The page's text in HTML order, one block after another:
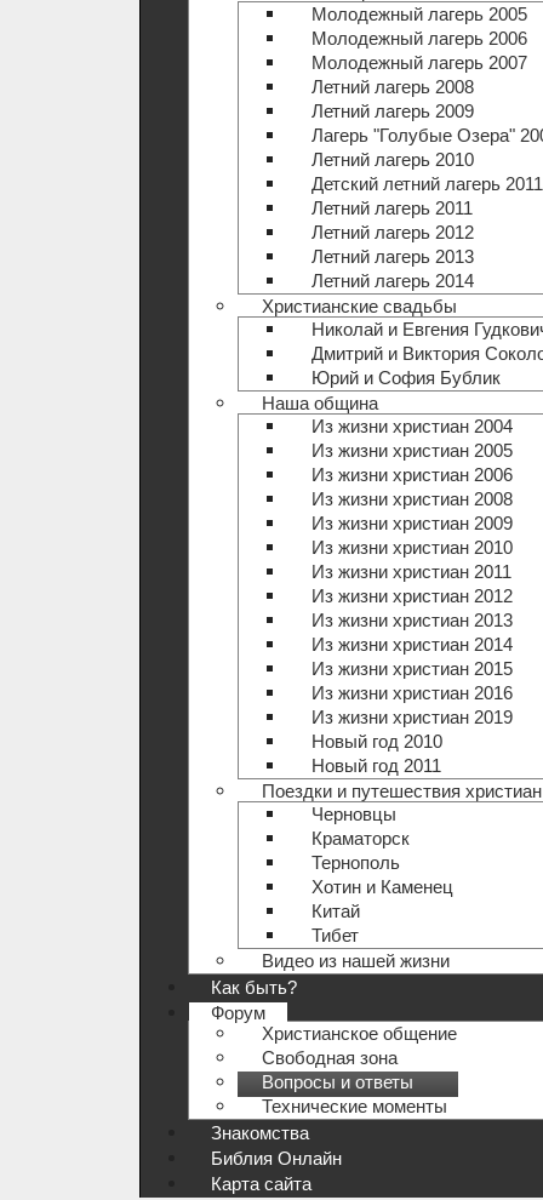
Молодежный лагерь 2005
Молодежный лагерь 2006
Молодежный лагерь 2007
Летний лагерь 2008
Летний лагерь 2009
Лагерь "Голубые Озера"
Летний лагерь 2010
Детский летний лагерь 2011
Летний лагерь 2011
Летний лагерь 2012
Летний лагерь 2013
Летний лагерь 2014
Христианские свадьбы
Николай и Евгения
Дмитрий и Виктория
Юрий и София Бублик
Наша община
Из жизни христиан 2004
Из жизни христиан 2005
Из жизни христиан 2006
Из жизни христиан 2008
Из жизни христиан 2009
Из жизни христиан 2010
Из жизни христиан 2011
Из жизни христиан 2012
Из жизни христиан 2013
Из жизни христиан 2014
Из жизни христиан 2015
Из жизни христиан 2016
Из жизни христиан 2019
Новый год 2010
Новый год 2011
Поездки и путешествия христиан
Черновцы
Краматорск
Тернополь
Хотин и Каменец
Китай
Тибет
Видео из нашей жизни
Как быть?
Форум
Христианское общение
Свободная зона
Вопросы и ответы
Технические моменты
Знакомства
Библия Онлайн
Карта сайта